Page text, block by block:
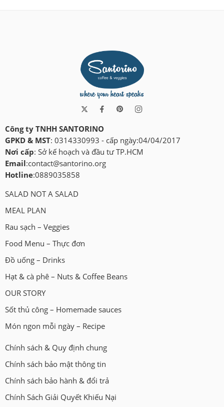
Công ty TNHH SANTORINO
GPKD & MST: 0314330993 - cấp ngày:04/04/2017
Nơi cấp: Sở kế hoạch và đầu tư TP.HCM
Email :contact@santorino.org
Hotline:0889035858
SALAD NOT A SALAD
MEAL PLAN
Rau sạch – Veggies
Food Menu – Thực đơn
Đồ uống – Drinks
Hạt & cà phê – Nuts & Coffee Beans
OUR STORY
Sốt thủ công – Homemade sauces
Món ngon mỗi ngày – Recipe
Chính sách & Quy định chung
Chính sách bảo mật thông tin
Chính sách bảo hành & đổi trả
Chính Sách Giải Quyết Khiếu Nại